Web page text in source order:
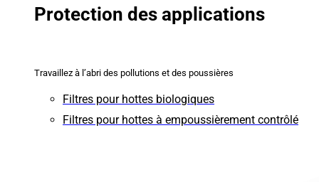
Protection des applications
Travaillez à l’abri des pollutions et des poussières
Filtres pour hottes biologiques
Filtres pour hottes à empoussièrement contrôlé